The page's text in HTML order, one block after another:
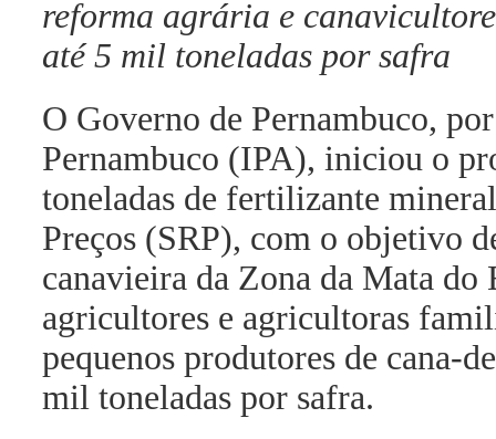
reforma agrária e
até 5 mil toneladas por safra
O Governo de Pernambuco,
Pernambuco (IPA), iniciou o
toneladas de fertilizante
Preços (SRP), com o objetivo
canavieira da Zona da Mata
agricultores e agricultoras
pequenos produtores de cana-
mil toneladas por safra.